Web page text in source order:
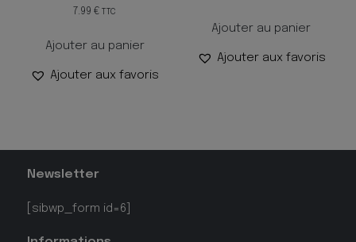
7.99€ TTC
Ajouter au panier
Ajouter aux favoris
Ajouter au panier
Ajouter aux favoris
Newsletter
[sibwp_form id=6]